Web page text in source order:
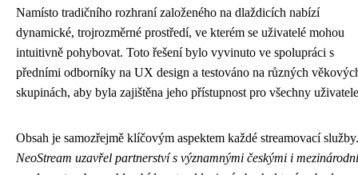
Namísto tradičního rozhraní založeného na dlaždicích nabízí
dynamické, trojrozměrné prostředí, ve kterém se uživatelé mohou
intuitivně pohybovat. Toto řešení bylo vyvinuto ve spolupráci s
předními odborníky na UX design a testováno na různých
skupinách, aby byla zajištěna jeho přístupnost pro všechny
Obsah je samozřejmě klíčovým aspektem každé streamovací služby.
NeoStream uzavřel partnerství s významnými českými i